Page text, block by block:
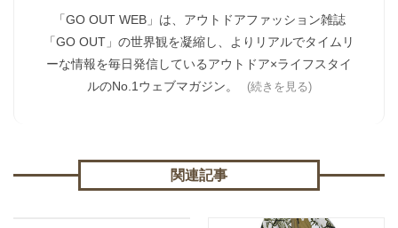
「GO OUT WEB」は、アウトドアファッション雑誌
「GO OUT」の世界観を凝縮し、よりリアルでタイムリ
ーな情報を毎日発信しているアウトドア×ライフスタイ
ルのNo.1ウェブマガジン。
(続きを見る)
関連記事